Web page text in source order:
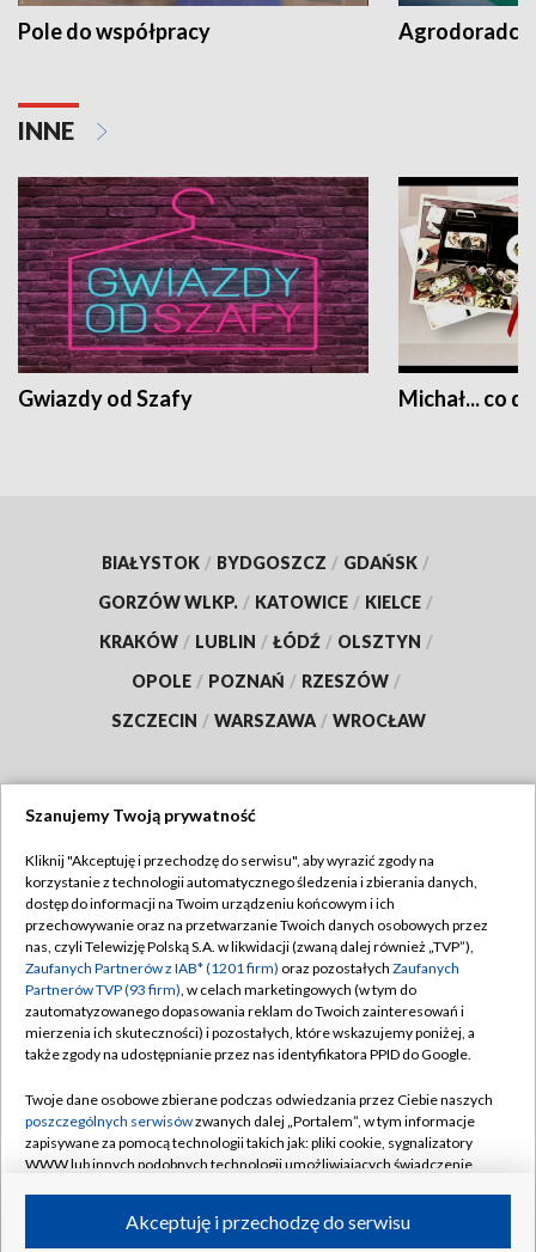
Pole do współpracy Agrodoradcy
INNE
Gwiazdy od Szafy Michał... co
BIAŁYSTOK / BYDGOSZCZ / GDAŃSK /
GORZÓW WLKP. / KATOWICE / KIELCE /
KRAKÓW / LUBLIN / ŁÓDŹ / OLSZTYN /
OPOLE / POZNAŃ / RZESZÓW /
SZCZECIN / WARSZAWA / WROCŁAW
TVP
Abonament TVP
Emisja w TVP
Centrum informacji TVP
Naziemna Telewizja Cyfrowa
Rada Programowa
System NOS
Informacje o nadawcy
Program dla prasy
Regulamin TVP
Polityka prywatności
Moje zgody
Pomoc
Kontakt
Kanały
Szanujemy Twoją prywatność
Kliknij "Akceptuję i przechodzę do serwisu", aby wyrazić zgody na
korzystanie z technologii automatycznego śledzenia i zbierania danych,
dostęp do informacji na Twoim urządzeniu końcowym i ich
przechowywanie oraz na przetwarzanie Twoich danych osobowych przez
nas, czyli Telewizję Polską S.A. w likwidacji (zwaną dalej również „TVP”),
Zaufanych Partnerów z IAB* (1201 firm) oraz pozostałych Zaufanych
Partnerów TVP (93 firm), w celach marketingowych (w tym do
zautomatyzowanego dopasowania reklam do Twoich zainteresowań i
mierzenia ich skuteczności) i pozostałych, które wskazujemy poniżej, a
także zgody na udostępnianie przez nas identyfikatora PPID do Google.
Twoje dane osobowe zbierane podczas odwiedzania przez Ciebie naszych
poszczególnych serwisówzwanych dalej „Portalem”, w tym informacje
zapisywane za pomocą technologii takich jak: pliki cookie, sygnalizatory
WWW lub innych podobnych technologii umożliwiających świadczenie
ruchu w Internecie.Akceptuję i przechodzę do serwisu